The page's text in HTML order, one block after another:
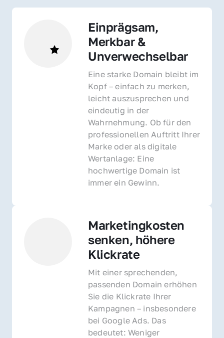
Einprägsam,
Merkbar &
Unverwechselbar
Eine starke Domain bleibt im
Kopf – einfach zu merken,
leicht auszusprechen und
eindeutig in der
Wahrnehmung. Ob für den
professionellen Auftritt Ihrer
Marke oder als digitale
Wertanlage: Eine
hochwertige Domain ist
immer ein Gewinn.
Marketingkosten
senken, höhere
Klickrate
Mit einer sprechenden,
passenden Domain erhöhen
Sie die Klickrate Ihrer
Kampagnen – insbesondere
bei Google Ads. Das
bedeutet: Weniger